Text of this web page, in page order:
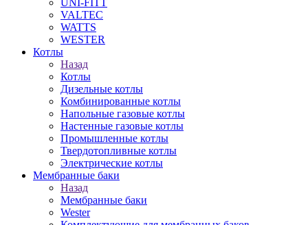
UNI-FITT
VALTEC
WATTS
WESTER
Котлы
Назад
Котлы
Дизельные котлы
Комбинированные котлы
Напольные газовые котлы
Настенные газовые котлы
Промышленные котлы
Твердотопливные котлы
Электрические котлы
Мембранные баки
Назад
Мембранные баки
Wester